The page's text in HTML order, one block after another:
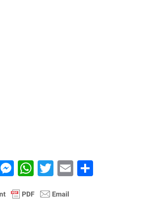
Facebook
Messenger
WhatsApp
TwitterEmail